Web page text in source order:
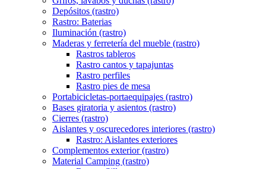
Depósitos (rastro)
Rastro: Baterias
Iluminación (rastro)
Maderas y ferretería del mueble (rastro)
Rastros tableros
Rastro cantos y tapajuntas
Rastro perfiles
Rastro pies de mesa
Portabicicletas-portaequipajes (rastro)
Bases giratoria y asientos (rastro)
Cierres (rastro)
Aislantes y oscurecedores interiores (rastro)
Rastro: Aislantes exteriores
Complementos exterior (rastro)
Material Camping (rastro)